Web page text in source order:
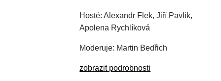
Hosté: Alexandr Flek, Jiří Pavlík,
Apolena Rychlíková
Moderuje: Martin Bedřich
zobrazit podrobnosti